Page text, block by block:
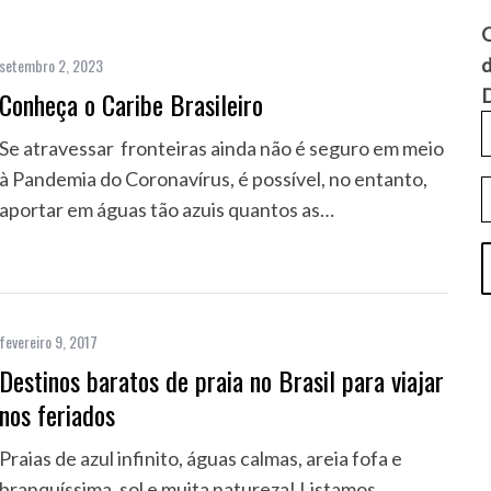
setembro 2, 2023
Conheça o Caribe Brasileiro
Se atravessar fronteiras ainda não é seguro em meio
à Pandemia do Coronavírus, é possível, no entanto,
aportar em águas tão azuis quantos as…
fevereiro 9, 2017
Destinos baratos de praia no Brasil para viajar
nos feriados
Praias de azul infinito, águas calmas, areia fofa e